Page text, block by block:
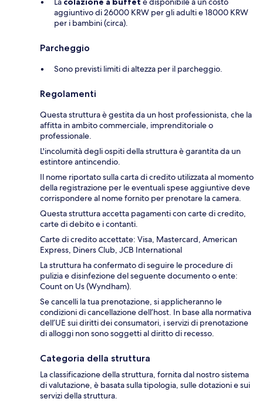
aggiuntivo di 26000 KRW per gli adulti e 18000 KRW
per i bambini (circa).
Parcheggio
Sono previsti limiti di altezza per il parcheggio.
Regolamenti
Questa struttura è gestita da un host professionista, che la
affitta in ambito commerciale, imprenditoriale o
professionale.
L'incolumità degli ospiti della struttura è garantita da un
estintore antincendio.
Il nome riportato sulla carta di credito utilizzata al momento
della registrazione per le eventuali spese aggiuntive deve
corrispondere al nome fornito per prenotare la camera.
Questa struttura accetta pagamenti con carte di credito,
carte di debito e i contanti.
Carte di credito accettate: Visa, Mastercard, American
Express, Diners Club, JCB International
La struttura ha confermato di seguire le procedure di
pulizia e disinfezione del seguente documento o ente:
Count on Us (Wyndham).
Se cancelli la tua prenotazione, si applicheranno le
condizioni di cancellazione dell’host. In base alla normativa
dell’UE sui diritti dei consumatori, i servizi di prenotazione
di alloggi non sono soggetti al diritto di recesso.
Categoria della struttura
La classificazione della struttura, fornita dal nostro sistema
di valutazione, è basata sulla tipologia, sulle dotazioni e sui
servizi della struttura.